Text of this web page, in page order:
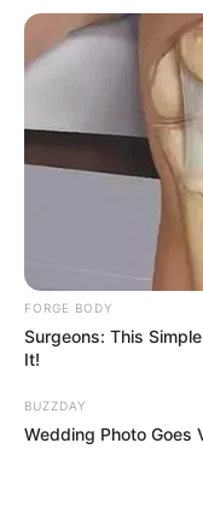
Las verrugasson
piel causadas
(VPH). Aunque
efectivos,
naturales para
exploraremos
avena, limón y
que ha ganado
exfoliantes,
FORGE BODY
Surgeons: This
It!
BUZZDAY
Wedding Photo Goes